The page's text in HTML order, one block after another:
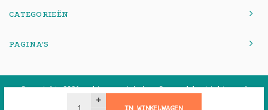
+
IN WINKELWAGEN
CATEGORIEËN
PAGINA'S
© Copyright 2026 onlinemacwinkel - Powered byLightspeed-
Theme by